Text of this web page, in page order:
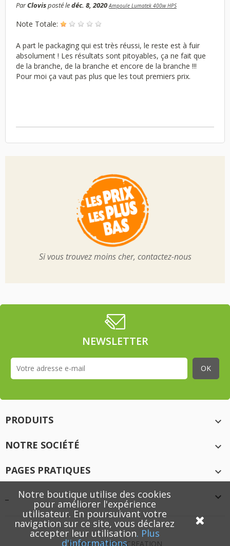
ParClovisposté ledéc. 8, 2020 Ampoule Lumatek 400w HPS
Note Totale:
A part le packaging qui est très réussi, le reste est à fuir
absolument ! Les résultats sont pitoyables, ça ne fait que
de la branche, de la branche et encore de la branche !!!
Pour moi ça vaut pas plus que les tout premiers prix.
Si vous trouvez moins cher, contactez-nous
NEWSLETTER
PRODUITS

NOTRE SOCIÉTÉ

PAGES PRATIQUES


Notre boutique utilise des cookies
pour améliorer l'expérience
utilisateur. En poursuivant votre
navigation sur ce site, vous déclarez
accepter leur utilisation. Plus
d'informations
© 2026 - XMEDIACREATION